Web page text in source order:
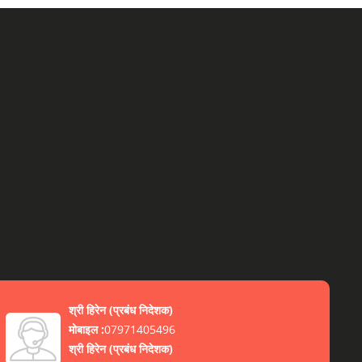
श्री हिरेन(प्रबंध निदेशक)
मोबाइल :07971405496
श्री हिरेन(प्रबंध निदेशक)